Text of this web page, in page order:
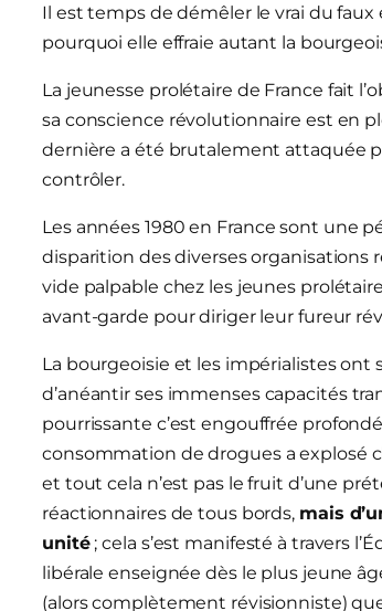
Il est temps de démêler le vrai du faux
pourquoi elle effraie autant la
La jeunesse prolétaire de France fait
sa conscience révolutionnaire est en
dernière a été brutalement attaquée
contrôler.
Les années 1980 en France sont une
disparition des diverses organisations
vide palpable chez les jeunes
avant-garde pour diriger leur fureur
La bourgeoisie et les impérialistes
d’anéantir ses immenses capacités
pourrissante c’est engouffrée
consommation de drogues a explosé
et tout cela n’est pas le fruit d’une
réactionnaires de tous bords, mais
unité; cela s’est manifesté à travers
libérale enseignée dès le plus jeune
(alors complètement révisionniste)